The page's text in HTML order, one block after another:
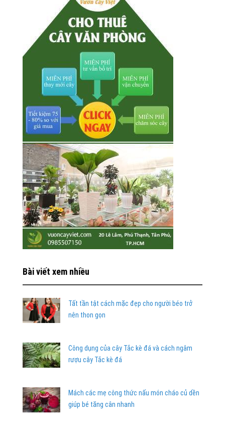
Bài viết xem nhiều
Tất tần tật cách mặc đẹp cho người béo trở
nên thon gọn
Công dụng của cây Tắc kè đá và cách ngâm
rượu cây Tắc kè đá
Mách các mẹ công thức nấu món cháo củ dền
giúp bé tăng cân nhanh